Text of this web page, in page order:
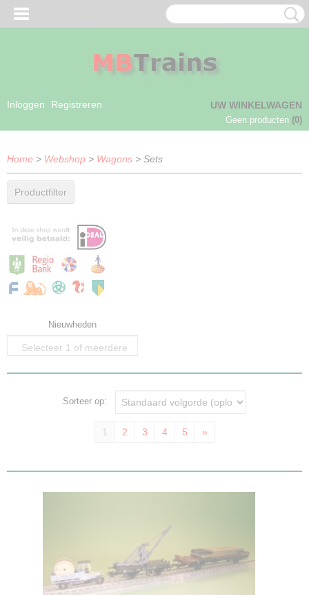
Inloggen Registreren UW WINKELWAGEN
Geen producten (0)
Home > Webshop > Wagons > Sets
Productfilter
Nieuwheden
Selecteer 1 of meerdere
Sorteer op:
1 2 3 4 5 »